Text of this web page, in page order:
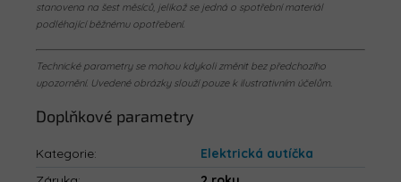
stanovena na šest měsíců, jelikož se jedná o spotřební materiál
podléhající běžnému opotřebení.
Technické parametry se mohou kdykoli změnit bez předchozího
upozornění. Uvedené obrázky slouží pouze k ilustrativním účelům.
Doplňkové parametry
Kategorie:
Elektrická autíčka